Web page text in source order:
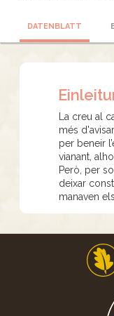
DATENBLATT
La creu al
més
per beneir
vianant,
Però, per
deixar
manaven